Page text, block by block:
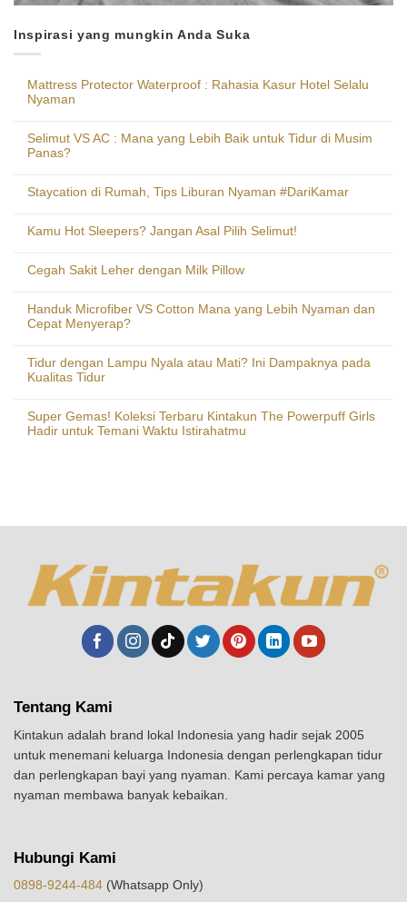
Inspirasi yang mungkin Anda Suka
Mattress Protector Waterproof : Rahasia Kasur Hotel Selalu
Nyaman
Selimut VS AC : Mana yang Lebih Baik untuk Tidur di Musim
Panas?
Staycation di Rumah, Tips Liburan Nyaman #DariKamar
Kamu Hot Sleepers? Jangan Asal Pilih Selimut!
Cegah Sakit Leher dengan Milk Pillow
Handuk Microfiber VS Cotton Mana yang Lebih Nyaman dan
Cepat Menyerap?
Tidur dengan Lampu Nyala atau Mati? Ini Dampaknya pada
Kualitas Tidur
Super Gemas! Koleksi Terbaru Kintakun The Powerpuff Girls
Hadir untuk Temani Waktu Istirahatmu
Tentang Kami
Kintakun adalah brand lokal Indonesia yang hadir sejak 2005
untuk menemani keluarga Indonesia dengan perlengkapan tidur
dan perlengkapan bayi yang nyaman. Kami percaya kamar yang
nyaman membawa banyak kebaikan.
Hubungi Kami
0898-9244-484 (Whatsapp Only)